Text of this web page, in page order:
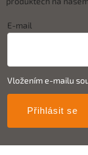
E-mail
Vložením e-mailu
Přihlásit se